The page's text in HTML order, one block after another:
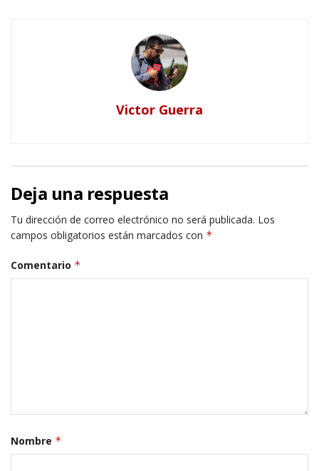
Victor Guerra
Deja una respuesta
Tu dirección de correo electrónico no será publicada. Los
campos obligatorios están marcados con *
Comentario *
Nombre *